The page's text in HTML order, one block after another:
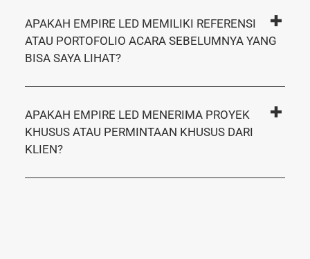
APAKAH EMPIRE LED MEMILIKI REFERENSI
ATAU PORTOFOLIO ACARA SEBELUMNYA YANG
BISA SAYA LIHAT?
APAKAH EMPIRE LED MENERIMA PROYEK
KHUSUS ATAU PERMINTAAN KHUSUS DARI
KLIEN?